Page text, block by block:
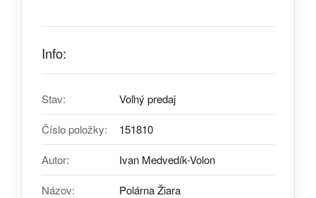
Info:
Stav: Voľný predaj
Číslo položky: 151810
Autor: Ivan Medvedík-Volon
Názov: Polárna Žiara